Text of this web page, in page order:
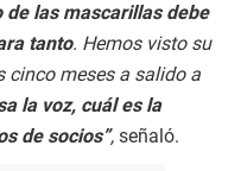
de las mascarillas debe
tanto. Hemos visto su
cinco meses a salido a
la voz, cuál es la
de socios”, señaló.